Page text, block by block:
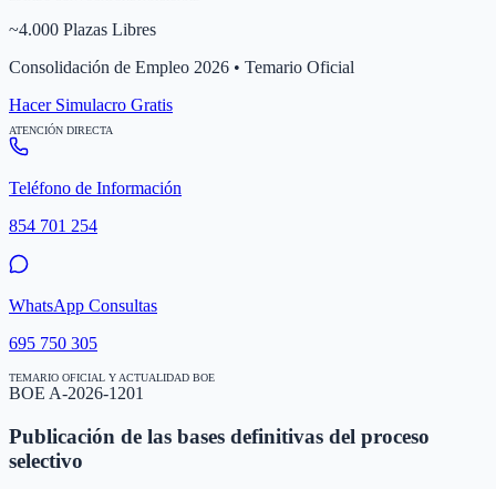
~4.000 Plazas Libres
Consolidación de Empleo 2026 • Temario Oficial
Hacer Simulacro Gratis
ATENCIÓN DIRECTA
Teléfono de Información
854 701 254
WhatsApp Consultas
695 750 305
TEMARIO OFICIAL Y ACTUALIDAD BOE
BOE A-2026-1201
Publicación de las bases definitivas del proceso
selectivo